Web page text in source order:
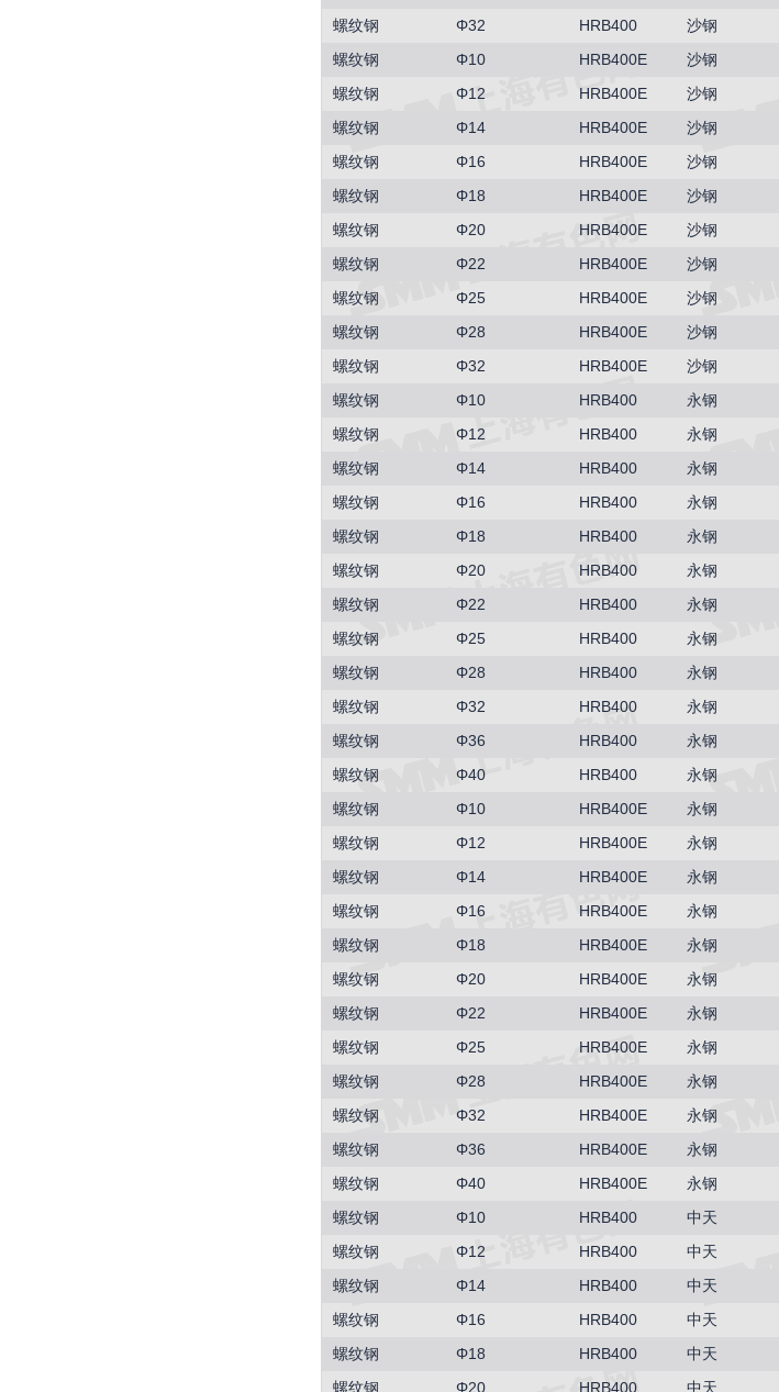
螺纹钢
Φ32 HRB400 沙钢
螺纹钢
Φ10 HRB400E 沙钢
螺纹钢
Φ12 HRB400E 沙钢
螺纹钢
Φ14 HRB400E 沙钢
螺纹钢
Φ16 HRB400E 沙钢
螺纹钢
Φ18 HRB400E 沙钢
螺纹钢
Φ20 HRB400E 沙钢
螺纹钢
Φ22 HRB400E 沙钢
螺纹钢
Φ25 HRB400E 沙钢
螺纹钢
Φ28 HRB400E 沙钢
螺纹钢
Φ32 HRB400E 沙钢
螺纹钢
Φ10 HRB400 永钢
螺纹钢
Φ12 HRB400 永钢
螺纹钢
Φ14 HRB400 永钢
螺纹钢
Φ16 HRB400 永钢
螺纹钢
Φ18 HRB400 永钢
螺纹钢
Φ20 HRB400 永钢
螺纹钢
Φ22 HRB400 永钢
螺纹钢
Φ25 HRB400 永钢
螺纹钢
Φ28 HRB400 永钢
螺纹钢
Φ32 HRB400 永钢
螺纹钢
Φ36 HRB400 永钢
螺纹钢
Φ40 HRB400 永钢
螺纹钢
Φ10 HRB400E 永钢
螺纹钢
Φ12 HRB400E 永钢
螺纹钢
Φ14 HRB400E 永钢
螺纹钢
Φ16 HRB400E 永钢
螺纹钢
Φ18 HRB400E 永钢
螺纹钢
Φ20 HRB400E 永钢
螺纹钢
Φ22 HRB400E 永钢
螺纹钢
Φ25 HRB400E 永钢
螺纹钢
Φ28 HRB400E 永钢
螺纹钢
Φ32 HRB400E 永钢
螺纹钢
Φ36 HRB400E 永钢
螺纹钢
Φ40 HRB400E 永钢
螺纹钢
Φ10 HRB400 中天
螺纹钢
Φ12 HRB400 中天
螺纹钢
Φ14 HRB400 中天
螺纹钢
Φ16 HRB400 中天
螺纹钢
Φ18 HRB400 中天
螺纹钢
Φ20 HRB400 中天